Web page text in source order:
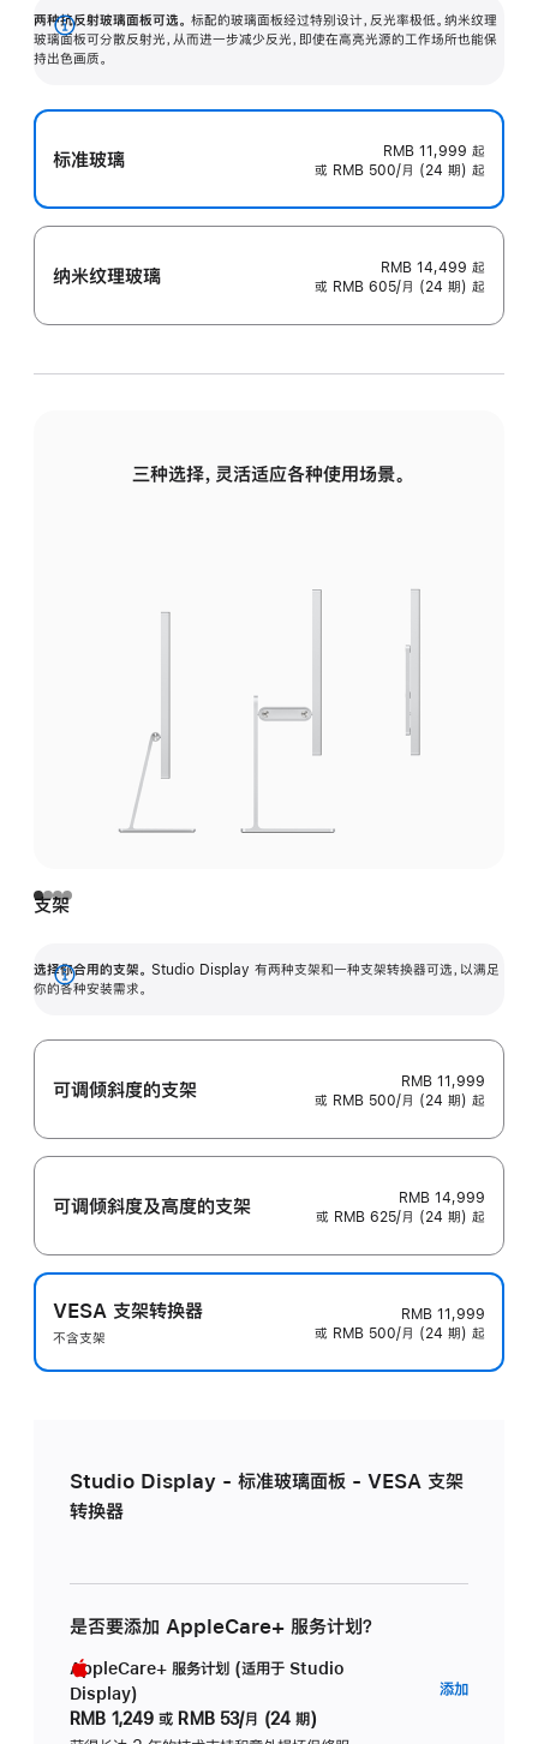
两种抗反射玻璃面板可选。 标配的玻璃面板经过特别设计，反光率极低。纳米纹理
玻璃面板可分散反射光，从而进一步减少反光，即使在高亮光源的工作场所也能保
持出色画质。
展
开
标准玻璃 RMB 11,999 起
或 RMB 500/月 (24 期) 起
纳米纹理玻璃 RMB 14,499 起
或 RMB 605/月 (24 期) 起
三种选择，灵活适应各种使用场景。
支架
选择你合用的支架。 Studio Display 有两种支架和一种支架转换器可选，以满足
你的各种安装需求。
展
可调倾斜度的支架
RMB 11,999
或 RMB 500/月 (24 期) 起
可调倾斜度及高‍度的支‍架
RMB 14,999
或 RMB 625/月 (24 期) 起
VESA 支架转换器
不含支架
RMB 11,999
或 RMB 500/月 (24 期) 起
Studio Display - 标准玻璃面板 - VESA 支架
转换器
是否要添加 AppleCare+ 服务计划？
AppleCare+ 服务计划 (适用于 Studio
Display)
RMB 1,249 或 RMB 53/月 (24 期)
添加